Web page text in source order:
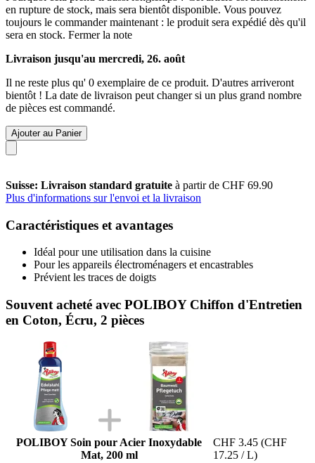
en rupture de stock, mais sera bientôt disponible. Vous pouvez
toujours le commander maintenant : le produit sera expédié dès qu'il
sera en stock. Fermer la note
Livraison jusqu'au mercredi, 26. août
Il ne reste plus qu' 0 exemplaire de ce produit. D'autres arriveront
bientôt ! La date de livraison peut changer si un plus grand nombre
de pièces est commandé.
Ajouter au Panier
Suisse: Livraison standard gratuite à partir de CHF 69.90
Plus d'informations sur l'envoi et la livraison
Caractéristiques et avantages
Idéal pour une utilisation dans la cuisine
Pour les appareils électroménagers et encastrables
Prévient les traces de doigts
Souvent acheté avec POLIBOY Chiffon d'Entretien
en Coton, Écru, 2 pièces
POLIBOY Soin pour Acier Inoxydable
Mat, 200 ml
CHF 3.45 (CHF
17.25 / L)